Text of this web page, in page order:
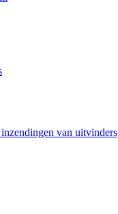
van uitvinders